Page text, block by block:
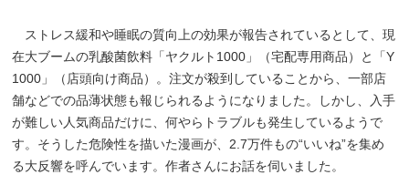
ストレス緩和や睡眠の質向上の効果が報告されているとして、現
在大ブームの乳酸菌飲料「ヤクルト1000」（宅配専用商品）と「Y
1000」（店頭向け商品）。注文が殺到していることから、一部店
舗などでの品薄状態も報じられるようになりました。しかし、入手
が難しい人気商品だけに、何やらトラブルも発生しているようで
す。そうした危険性を描いた漫画が、2.7万件もの“いいね”を集め
る大反響を呼んでいます。作者さんにお話を伺いました。